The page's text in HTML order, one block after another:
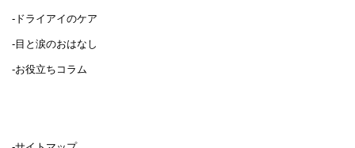
-ドライアイのケア
-目と涙のおはなし
-お役立ちコラム